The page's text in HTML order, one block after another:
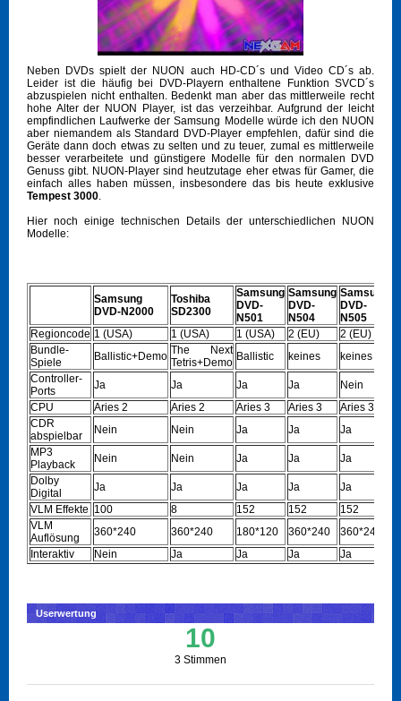
Neben DVDs spielt der NUON auch HD-CD´s und Video CD´s ab.
Leider ist die häufig bei DVD-Playern enthaltene Funktion SVCD´s
abzuspielen nicht enthalten. Bedenkt man aber das mittlerweile recht
hohe Alter der NUON Player, ist das verzeihbar. Aufgrund der leicht
empfindlichen Laufwerke der Samsung Modelle würde ich den NUON
aber niemandem als Standard DVD-Player empfehlen, dafür sind die
Geräte dann doch etwas zu selten und zu teuer, zumal es mittlerweile
besser verarbeitete und günstigere Modelle für den normalen DVD
Genuss gibt. NUON-Player sind heutzutage eher etwas für Gamer, die
einfach alles haben müssen, insbesondere das bis heute exklusive
Tempest 3000.
Hier noch einige technischen Details der unterschiedlichen NUON
Modelle:
Samsung
DVD-N2000
Toshiba
SD2300
Samsung
DVD-
N501
Samsung
DVD-
N504
Samsung
DVD-
N505
Regioncode 1 (USA) 1 (USA) 1 (USA) 2 (EU)
2 (EU)
Bundle-
Spiele
Ballistic+Demo The Next
Tetris+Demo Ballistic keines
keines
Controller-
Ports
Ja Ja Ja Ja
Nein
CPU
Aries 2 Aries 2 Aries 3 Aries 3
Aries 3
CDR
abspielbar
Nein Nein Ja Ja
Ja
MP3
Playback
Nein Nein Ja Ja
Ja
Dolby
Digital
Ja Ja Ja Ja
Ja
VLM Effekte 100 8 152 152
152
VLM
Auflösung
360*240 360*240 180*120 360*240
360*240
Interaktiv
Nein Ja Ja Ja Ja
Userwertung
10
3 Stimmen